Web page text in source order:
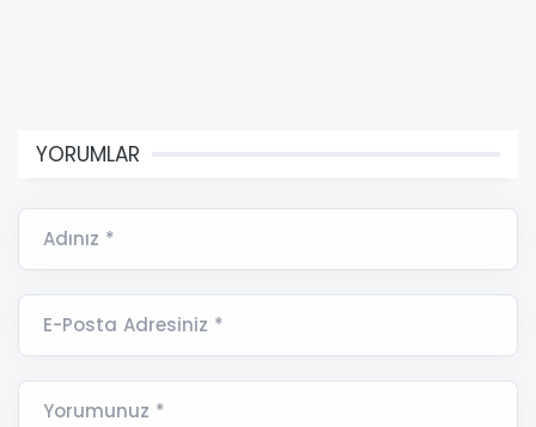
YORUMLAR
Adınız *
E-Posta Adresiniz *
Yorumunuz *